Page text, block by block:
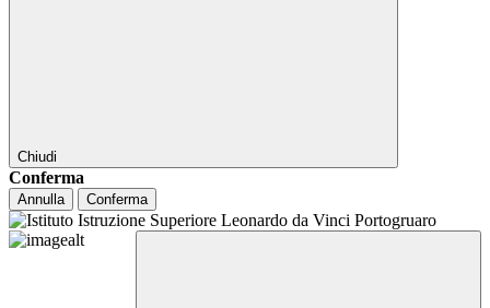
Chiudi
Conferma
Annulla Conferma